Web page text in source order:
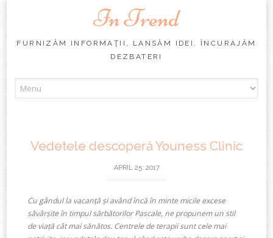
In Trend
FURNIZĂM INFORMAŢII, LANSĂM IDEI, ÎNCURAJĂM
DEZBATERI
to
Vedetele descoperă Youness Clinic
APRIL 25, 2017
Cu gândul la vacanță și având încă în minte micile excese
săvârșite în timpul sărbătorilor Pascale, ne propunem un stil
de viață cât mai sănătos. Centrele de terapii sunt cele mai